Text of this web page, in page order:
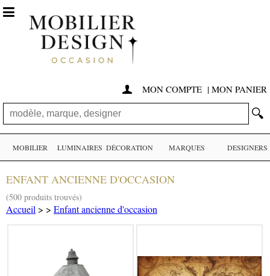
 MON COMPTE | MON PANIER
🔍

MOBILIER LUMINAIRES DÉCORATION MARQUES DESIGNERS
ENFANT ANCIENNE D'OCCASION
(500 produits trouvés)
Accueil > > Enfant ancienne d'occasion